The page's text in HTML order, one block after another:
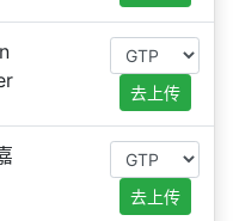
去上传
去上传